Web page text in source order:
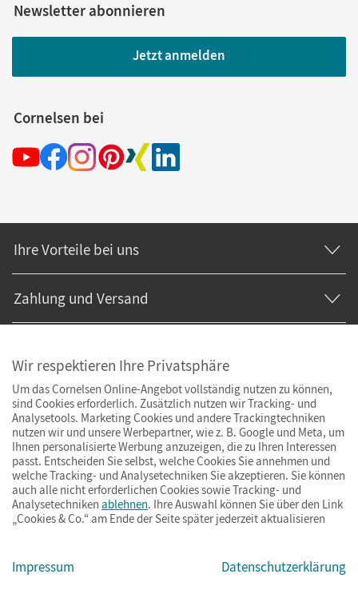
Newsletter abonnieren
Jetzt anmelden
Cornelsen bei
Ihre Vorteile bei uns
Zahlung und Versand
© Cornelsen Verlag 2026
ImpressumAGBDatenschutzBarrierefreiheitCookies & Co.
Wir respektieren Ihre Privatsphäre
Um das Cornelsen Online-Angebot vollständig nutzen zu können,
sind Cookies erforderlich. Zusätzlich nutzen wir Tracking- und
Analysetools. Marketing Cookies und andere Trackingtechniken
nutzen wir und unsere Werbepartner, wie z. B. Google und Meta, um
Ihnen personalisierte Werbung anzuzeigen, die zu Ihren Interessen
passt. Entscheiden Sie selbst, welche Cookies Sie annehmen und
welche Tracking- und Analysetechniken Sie akzeptieren. Sie können
auch alle nicht erforderlichen Cookies sowie Tracking- und
Analysetechniken ablehnen. Ihre Auswahl können Sie über den Link
„Cookies & Co.“ am Ende der Seite später jederzeit aktualisieren
Impressum Datenschutzerklärung